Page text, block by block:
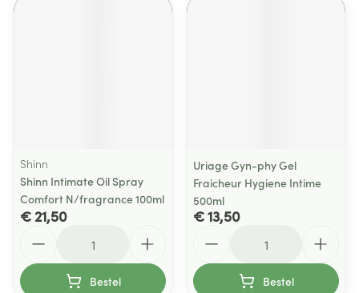
Shinn
Shinn Intimate Oil Spray
Comfort N/fragrance 100ml
€ 21,50
Bestel
Uriage Gyn-phy Gel
Fraicheur Hygiene Intime
500ml
€ 13,50
Bestel